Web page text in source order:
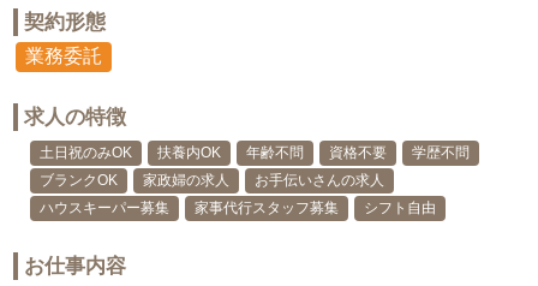
契約形態
業務委託
求人の特徴
土日祝のみOK 扶養内OK 年齢不問 資格不要
学歴不問
ブランクOK
家政婦の求人
お手伝いさんの求人
ハウスキーパー募集
家事代行スタッフ募集 シフト自由
お仕事内容